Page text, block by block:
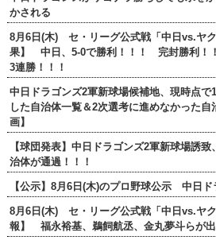
かされる
8月6日(木) セ・リーグ公式戦「中日vs.ヤ
果】 中日、5-0で勝利！！！ 完封勝利！
3連勝！！！
中日ドラゴンズ2軍新球場候補地、現時点で
した自治体一覧＆2次選考に進めなかった
画】
【球団発表】中日ドラゴンズ2軍新球場誘
治体が通過！！！
【公示】8月6日(木)のプロ野球公示 中日ド
8月6日(木) セ・リーグ公式戦「中日vs.ヤ
報】 福永裕基、鵜飼航丞、金丸夢斗らが出